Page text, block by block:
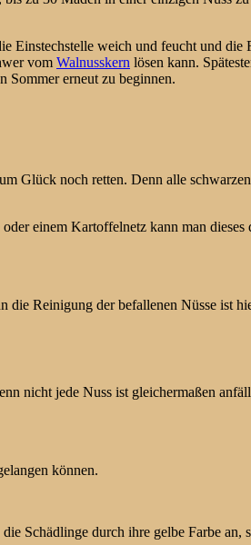
Einstechstelle weich und feucht und die
vom Walnusskern lösen kann.
Sommer erneut zu beginnen.
Glück noch retten. Denn alle
einem Kartoffelnetz kann man dieses
die Reinigung der befallenen Nüsse ist
nicht jede Nuss ist gleichermaßen
können.
Schädlinge durch ihre gelbe Farbe an,